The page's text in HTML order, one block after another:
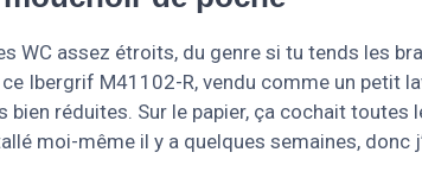
WC assez étroits, du genre si tu tends les
Ibergrif M41102-R, vendu comme un petit
réduites. Sur le papier, ça cochait toutes
moi-même il y a quelques semaines, donc